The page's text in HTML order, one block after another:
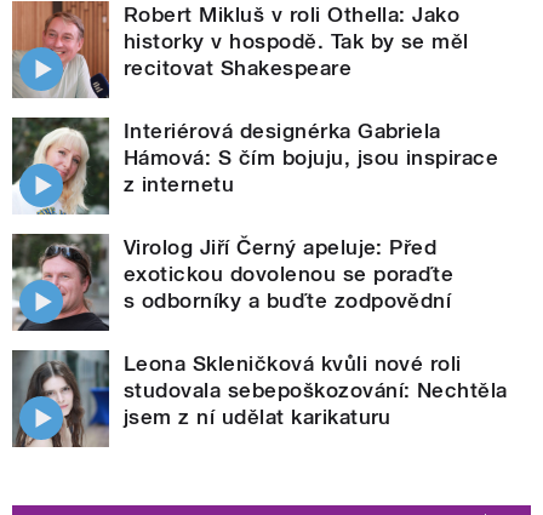
Robert Mikluš v roli Othella: Jako
historky v hospodě. Tak by se měl
recitovat Shakespeare
Interiérová designérka Gabriela
Hámová: S čím bojuju, jsou inspirace
z internetu
Virolog Jiří Černý apeluje: Před
exotickou dovolenou se poraďte
s odborníky a buďte zodpovědní
Leona Skleničková kvůli nové roli
studovala sebepoškozování: Nechtěla
jsem z ní udělat karikaturu